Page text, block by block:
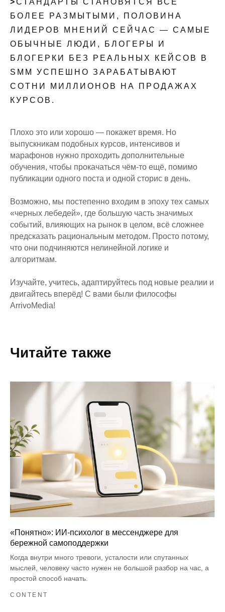
>СТАНДАРТЫ СТАНОВЯТСЯ ВСЕ
БОЛЕЕ РАЗМЫТЫМИ, ПОЛОВИНА
ЛИДЕРОВ МНЕНИЙ СЕЙЧАС — САМЫЕ
ОБЫЧНЫЕ ЛЮДИ, БЛОГЕРЫ И
БЛОГЕРКИ БЕЗ РЕАЛЬНЫХ КЕЙСОВ В
SMM УСПЕШНО ЗАРАБАТЫВАЮТ
СОТНИ МИЛЛИОНОВ НА ПРОДАЖАХ
КУРСОВ.
Плохо это или хорошо — покажет время. Но
выпускникам подобных курсов, интенсивов и
марафонов нужно проходить дополнительные
обучения, чтобы прокачаться чём-то ещё, помимо
публикации одного поста и одной сторис в день.
Возможно, мы постепенно входим в эпоху тех самых
«черных лебедей», где большую часть значимых
событий, влияющих на рынок в целом, всё сложнее
предсказать рациональным методом. Просто потому,
что они подчиняются нелинейной логике и
алгоритмам.
Изучайте, учитесь, адаптируйтесь под новые реалии и
двигайтесь вперёд! С вами были философы
ArrivoMedia!
Читайте также
«Понятно»: ИИ-психолог в мессенджере для
бережной самоподдержки
Когда внутри много тревоги, усталости или спутанных
мыслей, человеку часто нужен не большой разбор на час, а
простой способ начать.
CONTENT